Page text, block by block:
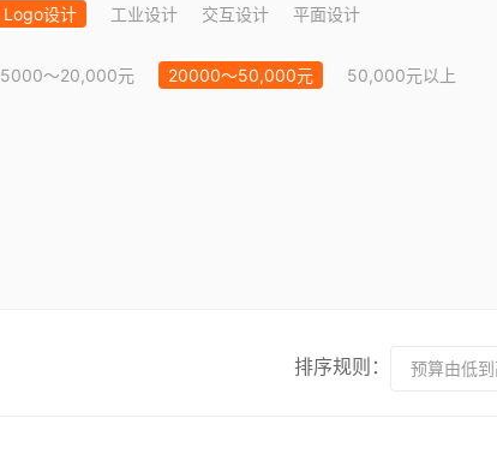
Logo设计 工业设计 交互设计 平面设计
5000～20,000元 20000～50,000元 50,000元以上
排序规则： 预算由低